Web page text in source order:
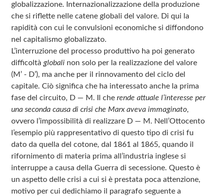
globalizzazione. Internazionalizzazione della produzione
che si riflette nelle catene globali del valore. Di qui la
rapidità con cui le convulsioni economiche si diffondono
nel capitalismo globalizzato.
L’interruzione del processo produttivo ha poi generato
difficoltà globalinon solo per la realizzazione del valore
(M’ ‑ D’), ma anche per il rinnovamento del ciclo del
capitale. Ciò significa che ha interessato anche la prima
fase del circuito, D — M. Il che rende attuale l’interesse per
una seconda causa di crisi che Marx aveva immaginato,
ovvero l’impossibilità di realizzare D — M. Nell’Ottocento
l’esempio più rappresentativo di questo tipo di crisi fu
dato da quella del cotone, dal 1861 al 1865, quando il
rifornimento di materia prima all’industria inglese si
interruppe a causa della Guerra di secessione. Questo è
un aspetto delle crisi a cui si è prestata poca attenzione,
motivo per cui dedichiamo il paragrafo seguente a